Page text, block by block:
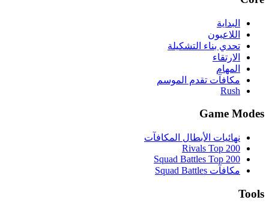
البداية
اللاعبون
تحدي بناء التشكيلة
الارتقاء
المهام
مكافآت تقدم الموسم
Rush
Game Modes
نهائيات الأبطال المكافآت
Rivals Top 200
Squad Battles Top 200
مكافآت Squad Battles
Tools